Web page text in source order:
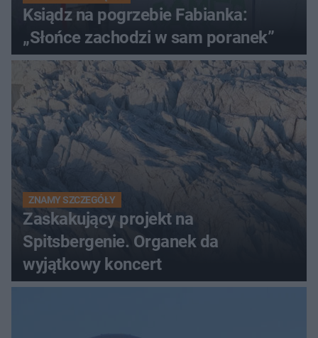
Ksiądz na pogrzebie Fabianka:
„Słońce zachodzi w sam poranek”
ZNAMY SZCZEGÓŁY
Zaskakujący projekt na
Spitsbergenie. Organek da
wyjątkowy koncert